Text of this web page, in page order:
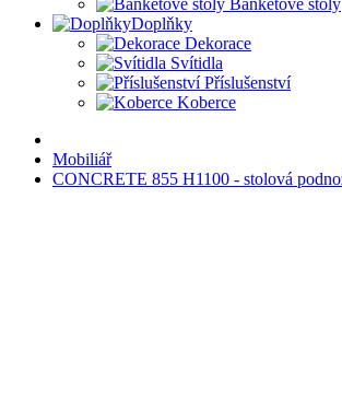
Banketové stoly
Doplňky
Dekorace
Svítidla
Příslušenství
Koberce
Mobiliář
CONCRETE 855 H1100 - stolová